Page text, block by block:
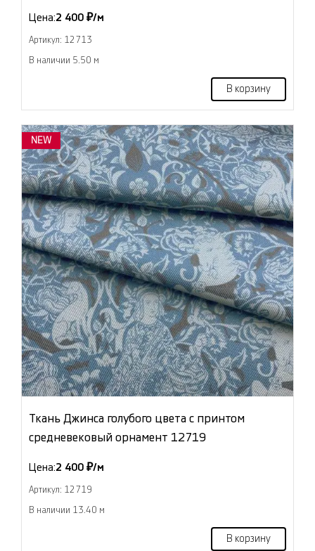
Цена:2 400 ₽/м
Артикул: 12713
В наличии 5.50 м
В корзину
NEW
Ткань Джинса голубого цвета с принтом
средневековый орнамент 12719
Цена:2 400 ₽/м
Артикул: 12719
В наличии 13.40 м
В корзину